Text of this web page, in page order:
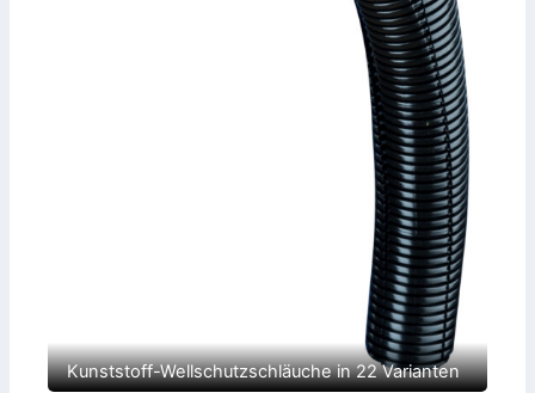
Kunststoff-Wellschutzschläuche in 22 Varianten